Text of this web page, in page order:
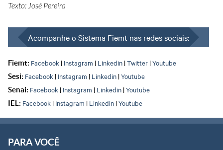
Texto: José Pereira
Acompanhe o Sistema Fiemt nas redes sociais:
Fiemt: Facebook | Instagram | Linkedin |Twitter |Youtube
Sesi: Facebook | Instagram | Linkedin |Youtube
Senai: Facebook | Instagram | Linkedin |Youtube
IEL: Facebook | Instagram | Linkedin |Youtube
PARA VOCÊ